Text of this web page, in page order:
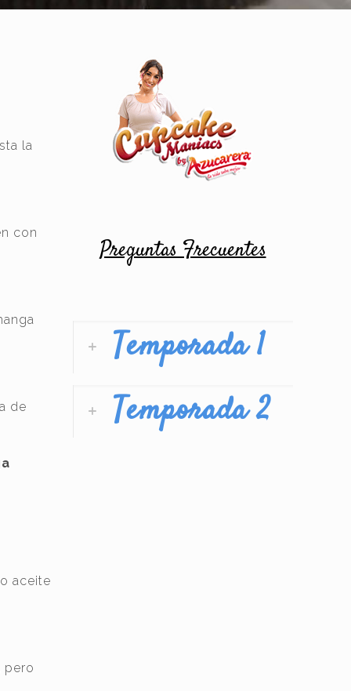
la
con
de
aceite
pero
Preguntas Frecuentes
Temporada 1
Temporada 2